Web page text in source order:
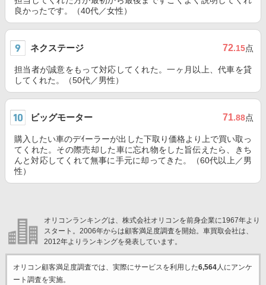
良かったです。（40代／女性）
ネクステージ 72.15点
担当者が誠意をもって対応してくれた。一ヶ月以上、代車を貸
してくれた。（50代／男性）
ビッグモーター 71.88点
購入したい車のデｲーラーが出した下取り価格より上で買い取っ
てくれた。その際売却した車に忘れ物をした旨伝えたら、きち
んと対応してくれて無事に手元に却ってきた。（60代以上／男
性）
オリコンランキングは、株式会社オリコンを前身企業に1967年より
スタート。2006年からは顧客満足度調査を開始。車買取会社は、
2012年よりランキングを発表しています。
オリコン顧客満足度調査では、実際にサービスを利用した6,564人にアンケ
ート調査を実施。